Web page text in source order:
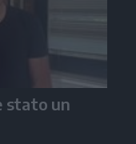
stato un